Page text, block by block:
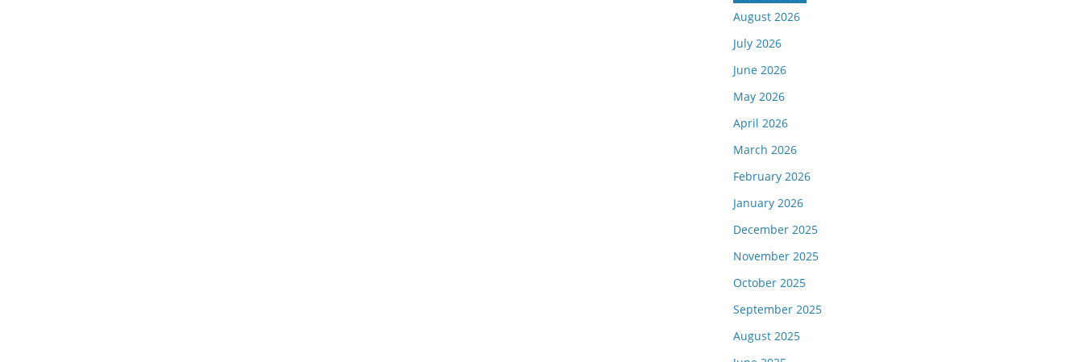
August 2026
July 2026
June 2026
May 2026
April 2026
March 2026
February 2026
January 2026
December 2025
November 2025
October 2025
September 2025
August 2025